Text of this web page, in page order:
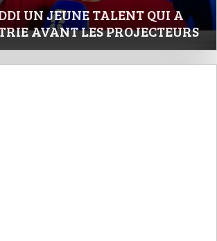
UN JEUNE TALENT QUI A
AVANT LES PROJECTEURS